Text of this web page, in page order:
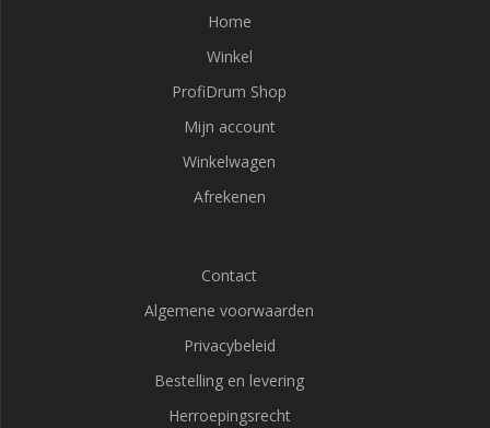
Home
Winkel
ProfiDrum Shop
Mijn account
Winkelwagen
Afrekenen
Contact
Algemene voorwaarden
Privacybeleid
Bestelling en levering
Herroepingsrecht